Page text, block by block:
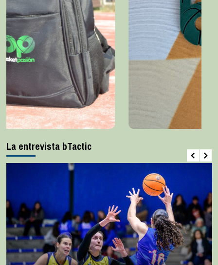
La entrevista bTactic